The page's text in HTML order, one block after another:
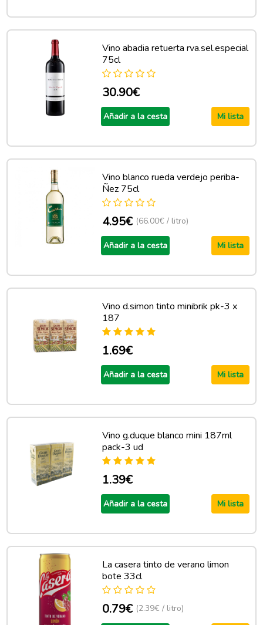
Vino abadia retuerta rva.sel.especial
75cl
30.90€
Añadir a la cesta Mi lista
Vino blanco rueda verdejo periba-
Ñez 75cl
4.95€ (66.00€ / litro)
Añadir a la cesta Mi lista
Vino d.simon tinto minibrik pk-3 x
187
1.69€
Añadir a la cesta Mi lista
Vino g.duque blanco mini 187ml
pack-3 ud
1.39€
Añadir a la cesta Mi lista
La casera tinto de verano limon
bote 33cl
0.79€ (2.39€ / litro)